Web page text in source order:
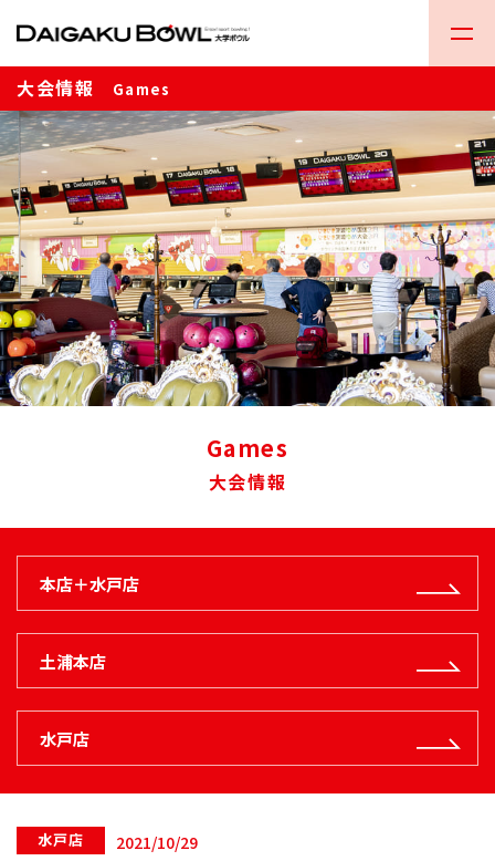
大会情報 Games
Games
大会情報
本店＋水戸店
土浦本店
水戸店
水戸店 2021/10/29